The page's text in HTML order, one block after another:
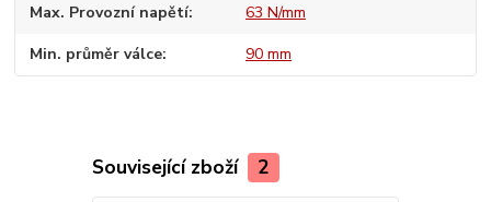
Max. Provozní napětí 63 N/mm
Min. průměr válce 90 mm
Související zboží 2